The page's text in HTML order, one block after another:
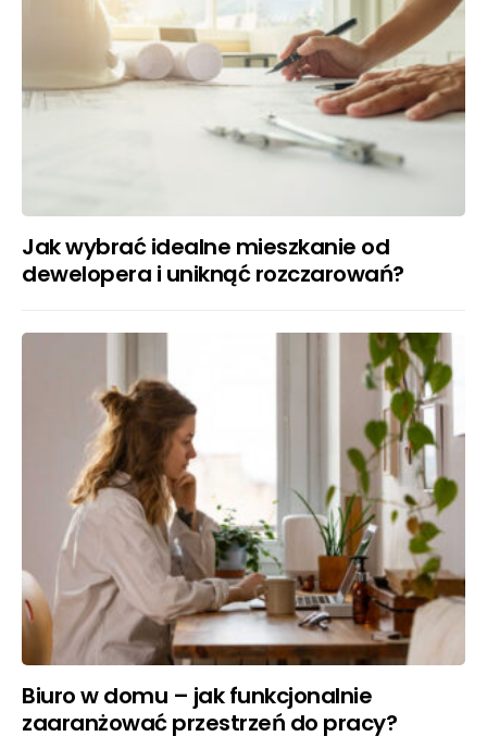
Jak wybrać idealne mieszkanie od
dewelopera i uniknąć rozczarowań?
Biuro w domu – jak funkcjonalnie
zaaranżować przestrzeń do pracy?